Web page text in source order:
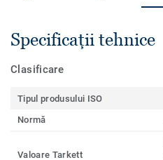
Specificații tehnice
Clasificare
Tipul produsului ISO
Normă
Valoare Tarkett